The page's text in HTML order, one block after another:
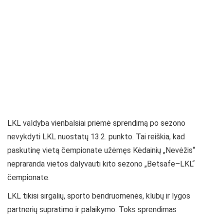
LKL valdyba vienbalsiai priėmė sprendimą po sezono
nevykdyti LKL nuostatų 13.2. punkto. Tai reiškia, kad
paskutinę vietą čempionate užėmęs Kėdainių „Nevėžis“
nepraranda vietos dalyvauti kito sezono „Betsafe–LKL“
čempionate.
LKL tikisi sirgalių, sporto bendruomenės, klubų ir lygos
partnerių supratimo ir palaikymo. Toks sprendimas